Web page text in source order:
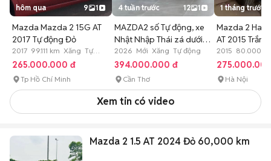
hôm qua 9 1
Mazda Mazda 2 15G AT
2017 Tự động Đỏ
2017 99.111 km Xăng Tự
động
265.000.000 đ
Tp Hồ Chí Minh
4 tuần trước 12 1
MAZDA2 số Tự động, xe
Nhật Nhập Thái zá dưới
400
2026 Mới Xăng Tự động
394.000.000 đ
Cần Thơ
1 tháng trước
Mazda 2
AT 2015
2015 80.000
động
Hà Nội
Xem tin có video
Mazda 2 1.5 AT 2024 Đỏ 60,000 km